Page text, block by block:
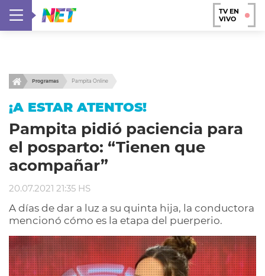
TV EN
VIVO
Programas Pampita Online
¡A ESTAR ATENTOS!
Pampita pidió paciencia para
el posparto: “Tienen que
acompañar”
20.07.2021 21:35 HS
A días de dar a luz a su quinta hija, la conductora
mencionó cómo es la etapa del puerperio.